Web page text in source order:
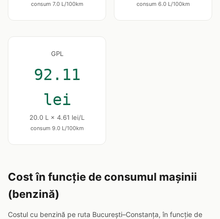
consum 7.0 L/100km consum 6.0 L/100km
GPL
92.11
lei
20.0 L × 4.61 lei/L
consum 9.0 L/100km
Cost în funcție de consumul mașinii
(benzină)
Costul cu benzină pe ruta București–Constanța, în funcție de